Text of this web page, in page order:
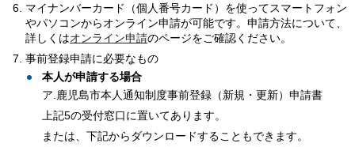
マイナンバーカード（個人番号カード）を使ってスマートフォン
やパソコンからオンライン申請が可能です。申請方法について、
詳しくはオンライン申請のページをご確認ください。
事前登録申請に必要なもの
本人が申請する場合
ア.鹿児島市本人通知制度事前登録（新規・更新）申請書
上記5の受付窓口に置いてあります。
または、下記からダウンロードすることもできます。